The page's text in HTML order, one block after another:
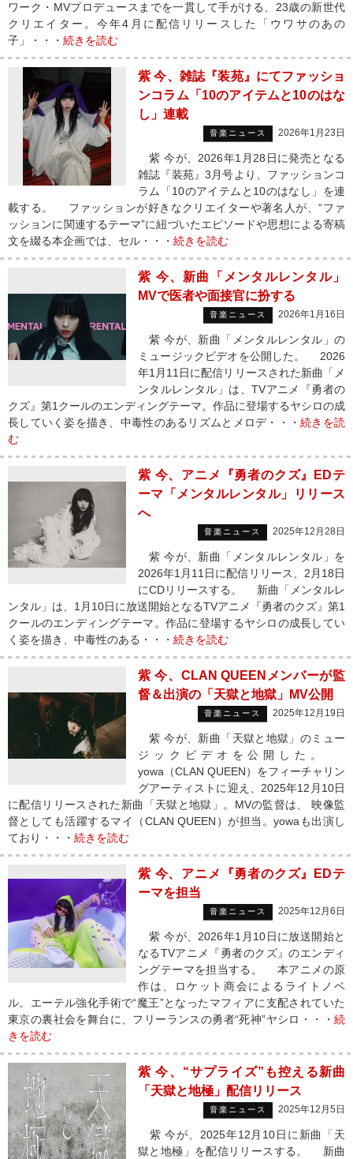
ワーク・MVプロデュースまでを一貫して手がける、23歳の新世代
クリエイター。今年4月に配信リリースした「ウワサのあの
子」・・・ 続きを読む
紫 今、雑誌『装苑』にてファッショ
ンコラム「10のアイテムと10のはな
し」連載
音楽ニュース 2026年1月23日
紫 今が、2026年1月28日に発売となる
雑誌『装苑』3月号より、ファッションコ
ラム「10のアイテムと10のはなし」を連
載する。 ファッションが好きなクリエイターや著名人が、“ファ
ッションに関連するテーマ”に紐づいたエピソードや思想による寄稿
文を綴る本企画では、セル・・・ 続きを読む
紫 今、新曲「メンタルレンタル」
MVで医者や面接官に扮する
音楽ニュース 2026年1月16日
紫 今が、新曲「メンタルレンタル」の
ミュージックビデオを公開した。 2026
年1月11日に配信リリースされた新曲「メ
ンタルレンタル」は、TVアニメ『勇者の
クズ』第1クールのエンディングテーマ。作品に登場するヤシロの成
長していく姿を描き、中毒性のあるリズムとメロデ・・・続きを読
む
紫 今、アニメ『勇者のクズ』EDテ
ーマ「メンタルレンタル」リリース
へ
音楽ニュース 2025年12月28日
紫 今が、新曲「メンタルレンタル」を
2026年1月11日に配信リリース、2月18日
にCDリリースする。 新曲「メンタルレ
ンタル」は、1月10日に放送開始となるTVアニメ『勇者のクズ』第1
クールのエンディングテーマ。作品に登場するヤシロの成長してい
く姿を描き、中毒性のある・・・ 続きを読む
紫 今、CLAN QUEENメンバーが監
督＆出演の「天獄と地獄」MV公開
音楽ニュース 2025年12月19日
紫 今が、新曲「天獄と地獄」のミュー
ジックビデオを公開した。
yowa（CLAN QUEEN）をフィーチャリン
グアーティストに迎え、2025年12月10日
に配信リリースされた新曲「天獄と地獄」。MVの監督は、 映像監
督としても活躍するマイ（CLAN QUEEN）が担当。yowaも出演し
ており・・・ 続きを読む
紫 今、アニメ『勇者のクズ』EDテ
ーマを担当
音楽ニュース 2025年12月6日
紫 今が、2026年1月10日に放送開始と
なるTVアニメ『勇者のクズ』のエンディ
ングテーマを担当する。 本アニメの原
作は、ロケット商会によるライトノベ
ル。エーテル強化手術で“魔王”となったマフィアに支配されていた
東京の裏社会を舞台に、フリーランスの勇者“死神”ヤシロ・・・ 続
きを読む
紫 今、“サプライズ”も控える新曲
「天獄と地極」配信リリース
音楽ニュース 2025年12月5日
紫 今が、2025年12月10日に新曲「天
獄と地極」を配信リリースする。 新曲